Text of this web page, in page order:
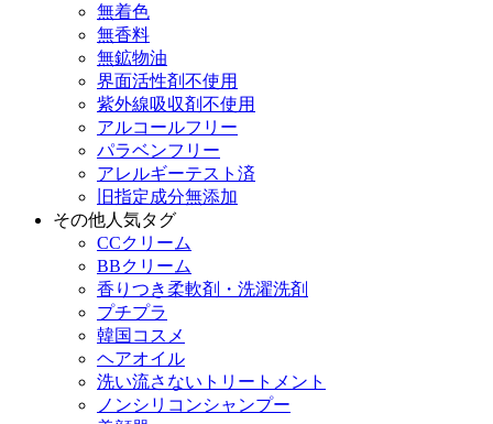
無着色
無香料
無鉱物油
界面活性剤不使用
紫外線吸収剤不使用
アルコールフリー
パラベンフリー
アレルギーテスト済
旧指定成分無添加
その他人気タグ
CCクリーム
BBクリーム
香りつき柔軟剤・洗濯洗剤
プチプラ
韓国コスメ
ヘアオイル
洗い流さないトリートメント
ノンシリコンシャンプー